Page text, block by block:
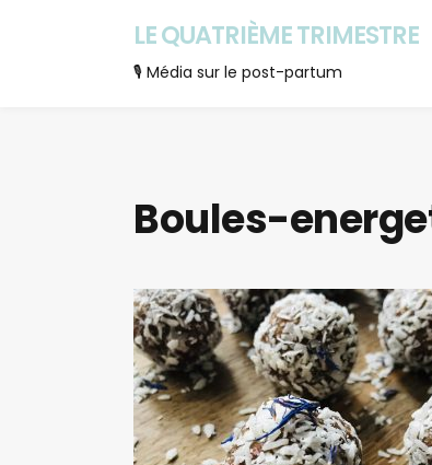
LE QUATRIÈME TRIMESTRE
🎙 Média sur le post-partum
Boules-